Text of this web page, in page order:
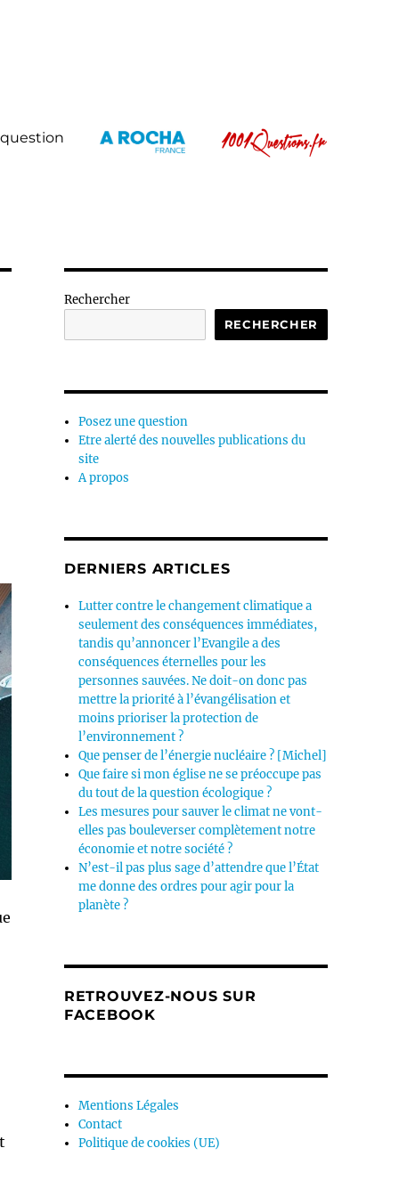
Rechercher
RECHERCHER
Posez une question
Etre alerté des nouvelles publications du
site
A propos
DERNIERS ARTICLES
Lutter contre le changement climatique a
seulement des conséquences immédiates,
tandis qu’annoncer l’Evangile a des
conséquences éternelles pour les
personnes sauvées. Ne doit-on donc pas
mettre la priorité à l’évangélisation et
moins prioriser la protection de
l’environnement ?
Que penser de l’énergie nucléaire ? [Michel]
Que faire si mon église ne se préoccupe pas
du tout de la question écologique ?
Les mesures pour sauver le climat ne vont-
elles pas bouleverser complètement notre
économie et notre société ?
N’est-il pas plus sage d’attendre que l’État
me donne des ordres pour agir pour la
planète ?
RETROUVEZ-NOUS SUR
FACEBOOK
Mentions Légales
Contact
Politique de cookies (UE)